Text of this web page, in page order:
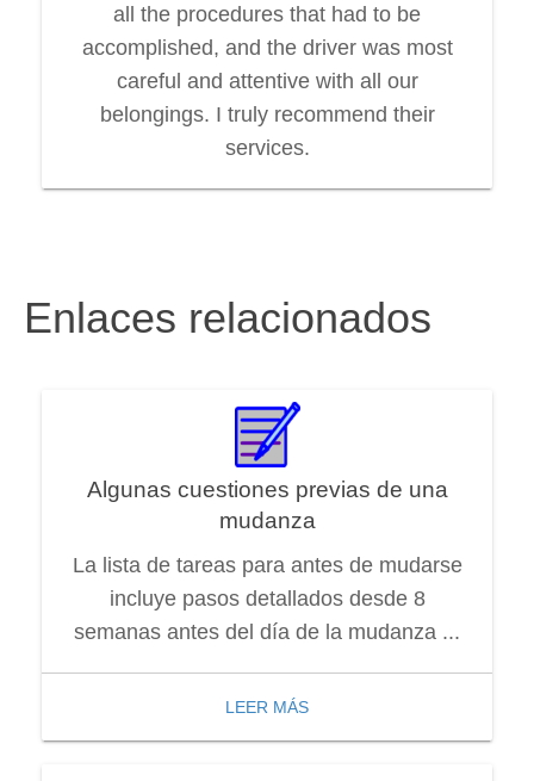
all the procedures that had to be
accomplished, and the driver was most
careful and attentive with all our
belongings. I truly recommend their
services.
Enlaces relacionados
Algunas cuestiones previas de una
mudanza
La lista de tareas para antes de mudarse
incluye pasos detallados desde 8
semanas antes del día de la mudanza ...
LEER MÁS